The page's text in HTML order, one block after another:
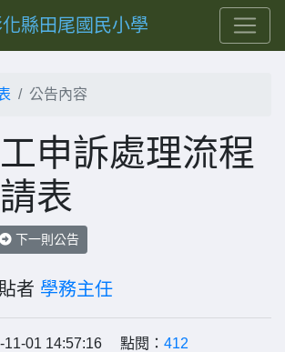
縣田尾國民小學
公告內容
申訴處理流程
表
下一則公告
者 學務主任
11-01 14:57:16 點閱： 412